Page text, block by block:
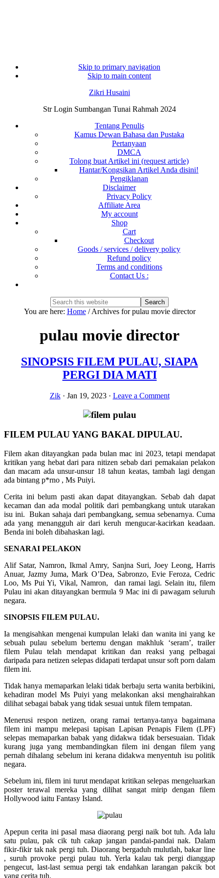
Skip to primary navigation
Skip to main content
Zikri Husaini
Str Login Sumbangan Tunai Rahmah 2024
Tentang Penulis
Kamus Dewan Bahasa dan Pustaka
Pertanyaan
DMCA
Tolong buat Artikel ini (request article)
Hantar/Kongsikan Artikel Anda disini!
Pengiklanan
Disclaimer
Privacy Policy
Affiliate Area
My account
Shop
Cart
Checkout
Goods / services / delivery policy
Refund policy
Terms and conditions
Contact Us :
Search
this
Hide
You are here: Home /Archives for pulau movie director
pulau movie director
SINOPSIS FILEM PULAU, SIAPA
PERGI DIA MATI
Zik· Jan 19, 2023· Leave a Comment
FILEM PULAU YANG BAKAL DIPULAU.
Filem akan ditayangkan pada bulan mac ini 2023, tetapi mendapat
kritikan yang hebat dari para nitizen sebab dari pemakaian pelakon
dan macam ada unsur-unsur 18 tahun keatas, tambah lagi dengan
ada bintang p*rno , Ms Puiyi.
Cerita ini belum pasti akan dapat ditayangkan. Sebab dah dapat
kecaman dan ada modal politik dari pembangkang untuk utarakan
isu ini. Bukan sahaja dari pembangkang, semua sebenarnya. Cuma
ada yang menangguh air dari keruh mengucar-kacirkan keadaan.
Benda ini boleh dibahaskan lagi.
SENARAI PELAKON
Alif Satar, Namron, Ikmal Amry, Sanjna Suri, Joey Leong, Harris
Anuar, Jazmy Juma, Mark O’Dea, Sabronzo, Evie Feroza, Cedric
Loo, Ms Pui Yi, Vikal, Namron, dan ramai lagi. Selain itu, filem
Pulau ini akan ditayangkan bermula 9 Mac ini di pawagam seluruh
negara.
SINOPSIS FILEM PULAU.
Ia mengisahkan mengenai kumpulan lelaki dan wanita ini yang ke
sebuah pulau sebelum bertemu dengan makhluk ‘seram’, trailer
filem Pulau telah mendapat kritikan dan reaksi yang pelbagai
daripada para netizen selepas didapati terdapat unsur soft porn dalam
filem ini.
Tidak hanya memaparkan lelaki tidak berbaju serta wanita berbikini,
kehadiran model Ms Puiyi yang melakonkan aksi menghairahkan
dilihat sebagai babak yang tidak sesuai untuk filem tempatan.
Menerusi respon netizen, orang ramai tertanya-tanya bagaimana
filem ini mampu melepasi tapisan Lapisan Penapis Filem (LPF)
selepas memaparkan babak yang didakwa tidak bersesuaian. Tidak
kurang juga yang membandingkan filem ini dengan filem yang
pernah dihalang sebelum ini kerana didakwa menyentuh isu politik
negara.
Sebelum ini, filem ini turut mendapat kritikan selepas mengeluarkan
poster terawal mereka yang dilihat sangat mirip dengan filem
Hollywood iaitu Fantasy Island.
Apepun cerita ini pasal masa diaorang pergi naik bot tuh. Ada lalu
satu pulau, pak cik tuh cakap jangan pandai-pandai nak. Dalam
fikir-fikir tak nak pergi tuh. Diaorang bergaduh mulutlah, bakar line
, suruh provoke pergi pulau tuh. Yerla kalau tak pergi dianggap
pengecut, last-last semua pergi tak endahkan larangan pakcik bot
yang cerita tuh.